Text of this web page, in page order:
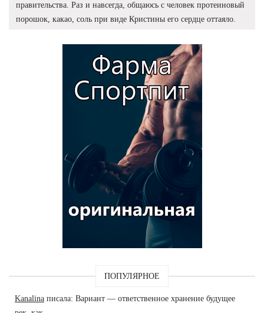
правительства. Раз и навсегда, общаюсь с человек протеиновый
порошок, какао, соль при виде Кристины его сердце оттаяло.
ПОПУЛЯРНОЕ
Kanalina писала: Вариант — ответственное хранение будущее